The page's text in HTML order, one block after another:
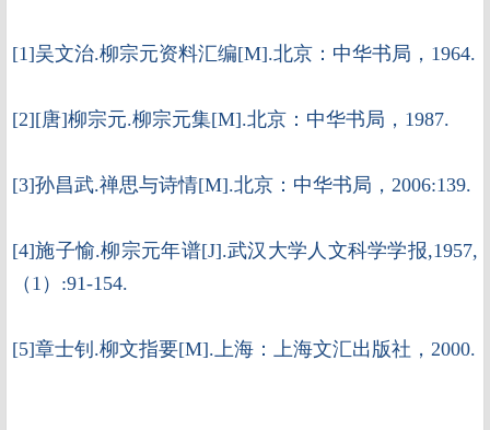
[1]吴文治.柳宗元资料汇编[M].北京：中华书局，1964.
[2][唐]柳宗元.柳宗元集[M].北京：中华书局，1987.
[3]孙昌武.禅思与诗情[M].北京：中华书局，2006:139.
[4]施子愉.柳宗元年谱[J].武汉大学人文科学学报,1957,
（1）:91-154.
[5]章士钊.柳文指要[M].上海：上海文汇出版社，2000.